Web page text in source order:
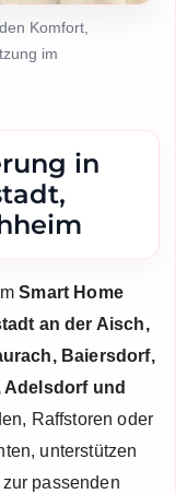
Komfort,
im
in
Smart Home
an der Aisch,
Baiersdorf,
Adelsdorf und
Raffstoren oder
unterstützen
passenden